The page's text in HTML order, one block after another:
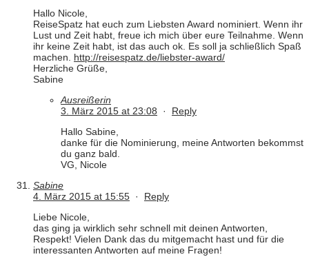
Hallo Nicole,
ReiseSpatz hat euch zum Liebsten Award nominiert. Wenn ihr
Lust und Zeit habt, freue ich mich über eure Teilnahme. Wenn
ihr keine Zeit habt, ist das auch ok. Es soll ja schließlich Spaß
machen. http://reisespatz.de/liebster-award/
Herzliche Grüße,
Sabine
Ausreißerin
3. März 2015 at 23:08 · Reply
Hallo Sabine,
danke für die Nominierung, meine Antworten bekommst
du ganz bald.
VG, Nicole
Sabine
4. März 2015 at 15:55 · Reply
Liebe Nicole,
das ging ja wirklich sehr schnell mit deinen Antworten,
Respekt! Vielen Dank das du mitgemacht hast und für die
interessanten Antworten auf meine Fragen!